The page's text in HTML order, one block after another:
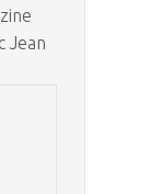
Jean